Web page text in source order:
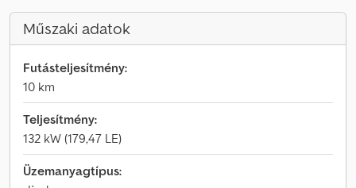
Műszaki adatok
Futásteljesítmény:
10 km
Teljesítmény:
132 kW (179,47 LE)
Üzemanyagtípus: